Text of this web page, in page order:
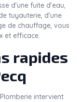
d’une fuite d’eau,
tuyauterie, d’une
de chauffage, vous
et efficace.
rapides
intervient